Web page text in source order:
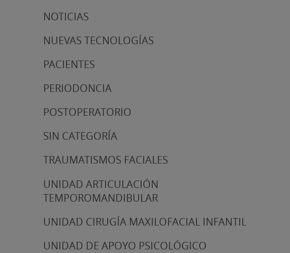
NOTICIAS
NUEVAS TECNOLOGÍAS
PACIENTES
PERIODONCIA
POSTOPERATORIO
SIN CATEGORÍA
TRAUMATISMOS FACIALES
UNIDAD ARTICULACIÓN
TEMPOROMANDIBULAR
UNIDAD CIRUGÍA MAXILOFACIAL INFANTIL
UNIDAD DE APOYO PSICOLÓGICO